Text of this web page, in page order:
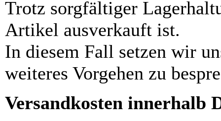
Trotz sorgfältiger
Artikel ausverkauft ist.
In diesem Fall setzen wir
weiteres Vorgehen zu
Versandkosten innerhalb